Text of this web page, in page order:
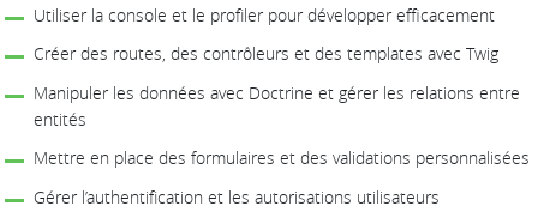
Utiliser la console et le profiler pour développer efficacement
Créer des routes, des contrôleurs et des templates avec Twig
Manipuler les données avec Doctrine et gérer les relations entre
entités
Mettre en place des formulaires et des validations personnalisées
Gérer l’authentification et les autorisations utilisateurs